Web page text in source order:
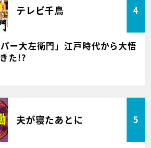
テレビ千鳥 4
パー大左衛門」江戸時代から大悟
た!?
夫が寝たあとに 5